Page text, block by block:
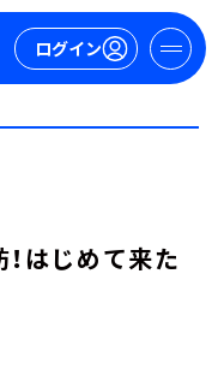
ログイン
はじめて来た